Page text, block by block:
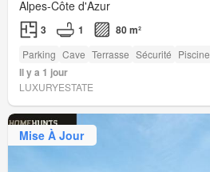
Alpes-Côte d'Azur
3 1 80 m²
Parking Cave Terrasse Sécurité Piscine
Il y a 1 jour
LUXURYESTATE
Mise À Jour